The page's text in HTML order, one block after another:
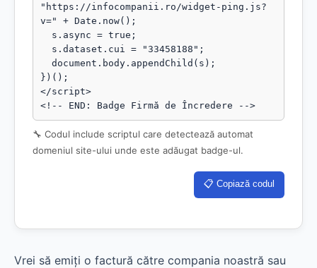
"https://infocompanii.ro/widget-ping.js?
v=" + Date.now();
})();
</script>
<!-- END: Badge Firmă de Încredere -->
🔧 Codul include scriptul care detectează automat
domeniul site-ului unde este adăugat badge-ul.
📋 Copiază codul
Vrei să emiți o factură către compania noastră sau